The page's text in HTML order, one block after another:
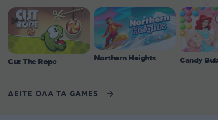
Cut The Rope Northern Heights Candy
ΔΕΙΤΕ ΟΛΑ ΤΑ GAMES